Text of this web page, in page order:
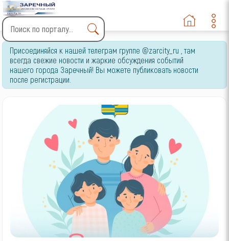
Type 2 or more characters
for results.
Присоединяйся к нашей телеграм группе @zarcity_ru , там
всегда свежие новости и жаркие обсуждения событий
нашего города Заречный! Вы можете публиковать новости
после регистрации.